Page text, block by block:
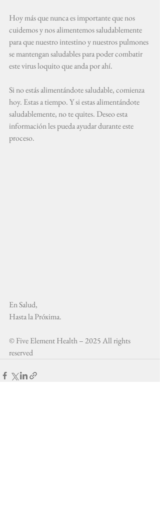
Hoy más que nunca es importante que nos
cuidemos y nos alimentemos saludablemente
para que nuestro intestino y nuestros pulmones
se mantengan saludables para poder combatir
este virus loquito que anda por ahí.
Si no estás alimentándote saludable, comienza
hoy. Estas a tiempo. Y si estas alimentándote
saludablemente, no te quites. Deseo esta
información les pueda ayudar durante este
proceso.
En Salud,
Hasta la Próxima.
© Five Element Health – 2025 All rights
reserved